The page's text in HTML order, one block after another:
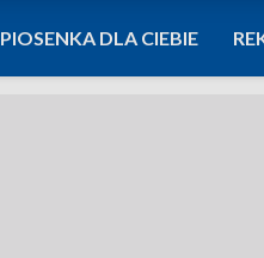
PIOSENKA DLA CIEBIE